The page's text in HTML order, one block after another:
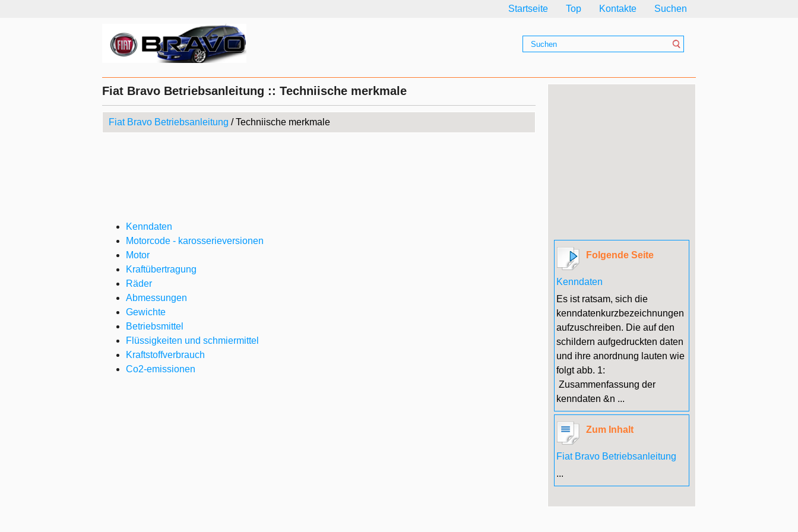
Startseite Top Kontakte Suchen
Fiat Bravo Betriebsanleitung :: Techniische merkmale
Fiat Bravo Betriebsanleitung / Techniische merkmale
Kenndaten
Motorcode - karosserieversionen
Motor
Kraftübertragung
Räder
Abmessungen
Gewichte
Betriebsmittel
Flüssigkeiten und schmiermittel
Kraftstoffverbrauch
Co2-emissionen
Folgende Seite
Kenndaten
Es ist ratsam, sich die
kenndatenkurzbezeichnungen
aufzuschreiben. Die auf den
schildern aufgedruckten daten
und ihre anordnung lauten wie
folgt abb. 1:
Zusammenfassung der
kenndaten &n ...
Zum Inhalt
Fiat Bravo Betriebsanleitung
...